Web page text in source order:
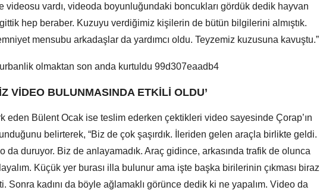
videosu vardı, videoda boyunluğundaki boncukları gördük dedik hayvan
hep beraber. Kuzuyu verdiğimiz kişilerin de bütün bilgilerini almıştık.
mensubu arkadaşlar da yardımcı oldu. Teyzemiz kuzusuna kavuştu.”
VİDEO BULUNMASINDA ETKİLİ OLDU’
eden Bülent Ocak ise teslim ederken çektikleri video sayesinde Çorap’ın
belirterek, “Biz de çok şaşırdık. İleriden gelen araçla birlikte geldi.
da duruyor. Biz de anlayamadık. Araç gidince, arkasında trafik de olunca
Küçük yer burası illa bulunur ama işte başka birilerinin çıkması biraz
Sonra kadını da böyle ağlamaklı görünce dedik ki ne yapalım. Video da